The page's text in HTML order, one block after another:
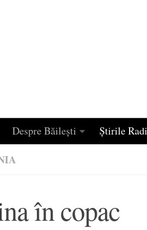
Despre Băilești Știrile
în copac